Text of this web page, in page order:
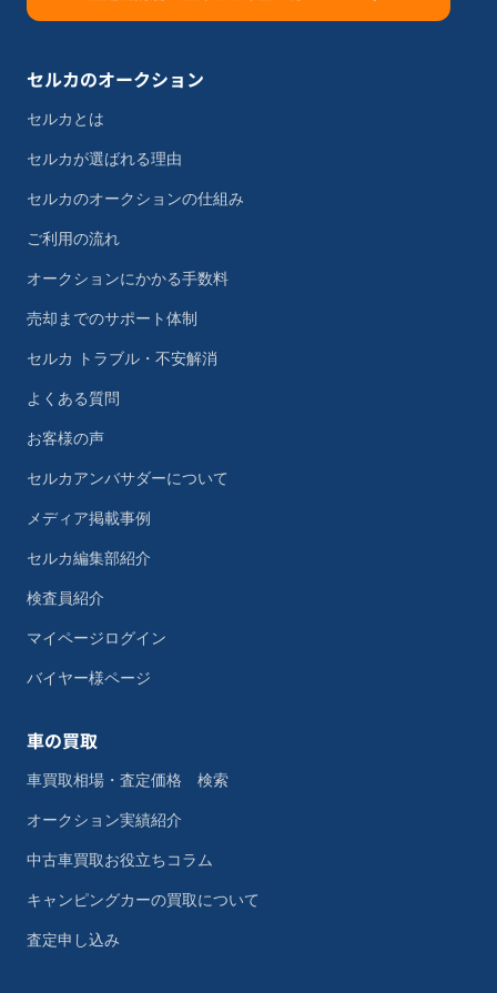
セルカのオークション
セルカとは
セルカが選ばれる理由
セルカのオークションの仕組み
ご利用の流れ
オークションにかかる手数料
売却までのサポート体制
セルカ トラブル・不安解消
よくある質問
お客様の声
セルカアンバサダーについて
メディア掲載事例
セルカ編集部紹介
検査員紹介
マイページログイン
バイヤー様ページ
車の買取
車買取相場・査定価格 検索
オークション実績紹介
中古車買取お役立ちコラム
キャンピングカーの買取について
査定申し込み